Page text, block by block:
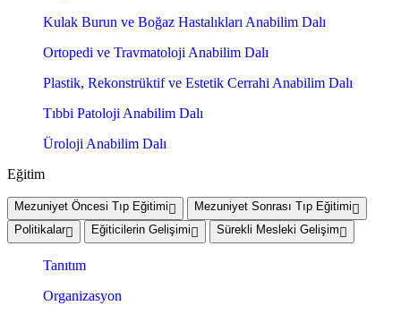
Kulak Burun ve Boğaz Hastalıkları Anabilim Dalı
Ortopedi ve Travmatoloji Anabilim Dalı
Plastik, Rekonstrüktif ve Estetik Cerrahi Anabilim Dalı
Tıbbi Patoloji Anabilim Dalı
Üroloji Anabilim Dalı
Eğitim
Mezuniyet Öncesi Tıp Eğitimi
Mezuniyet Sonrası Tıp Eğitimi
Politikalar
Eğiticilerin Gelişimi Sürekli Mesleki Gelişim
Tanıtım
Organizasyon